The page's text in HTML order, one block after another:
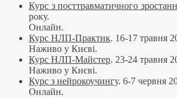
Курс з посттравматичного
року.
Онлайн.
Курс НЛП-Практик. 16-17 травня
Наживо у Києві.
Курс НЛП-Майстер. 23-24 травня
Наживо у Києві.
Курс з нейрокоучингу. 6-7 червня
Онлайн.